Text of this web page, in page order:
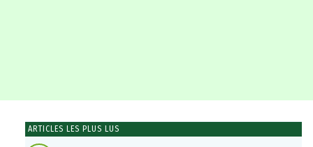
ARTICLES LES PLUS LUS